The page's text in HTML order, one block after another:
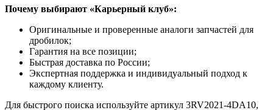
Почему выбирают «Карьерный клуб»:
Оригинальные и проверенные аналоги запчастей для
дробилок;
Гарантия на все позиции;
Быстрая доставка по России;
Экспертная поддержка и индивидуальный подход к
каждому клиенту.
Для быстрого поиска используйте артикул 3RV2021-4DA10,